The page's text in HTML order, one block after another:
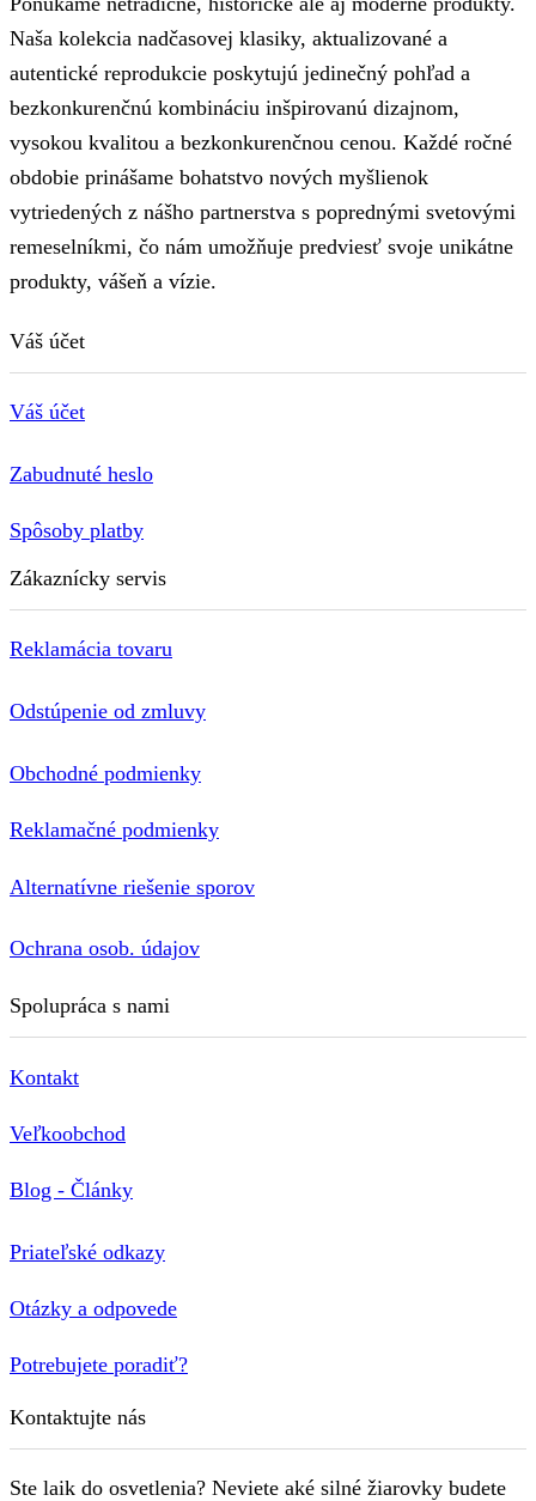
Naša kolekcia nadčasovej klasiky, aktualizované a
autentické reprodukcie poskytujú jedinečný pohľad a
bezkonkurenčnú kombináciu inšpirovanú dizajnom,
vysokou kvalitou a bezkonkurenčnou cenou. Každé ročné
obdobie prinášame bohatstvo nových myšlienok
vytriedených z nášho partnerstva s poprednými svetovými
remeselníkmi, čo nám umožňuje predviesť svoje unikátne
produkty, vášeň a vízie.
Váš účet
Váš účet
Zabudnuté heslo
Spôsoby platby
Zákaznícky servis
Reklamácia tovaru
Odstúpenie od zmluvy
Obchodné podmienky
Reklamačné podmienky
Alternatívne riešenie sporov
Ochrana osob. údajov
Spolupráca s nami
Kontakt
Veľkoobchod
Blog - Články
Priateľské odkazy
Otázky a odpovede
Potrebujete poradiť?
Kontaktujte nás
Ste laik do osvetlenia? Neviete aké silné žiarovky budete